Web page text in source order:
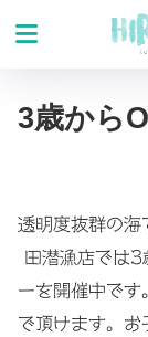
3歳から
透明度抜群の海
田潜漁店では3
ーを開催中です
で頂けます。お